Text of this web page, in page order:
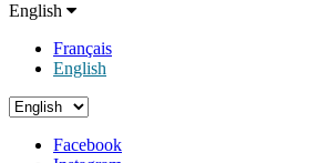
English
Français
English
Facebook